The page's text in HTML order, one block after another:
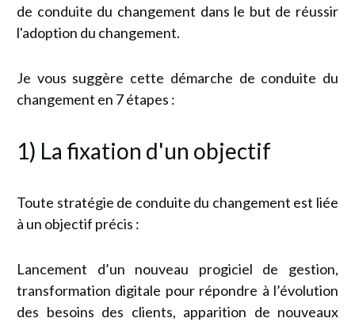
de conduite du changement dans le but de réussir
l'adoption du changement.
Je vous suggère cette démarche de conduite du
changement en 7 étapes :
1) La fixation d'un objectif
Toute stratégie de conduite du changement est liée
à un objectif précis :
Lancement d’un nouveau progiciel de gestion,
transformation digitale pour répondre à l’évolution
des besoins des clients, apparition de nouveaux